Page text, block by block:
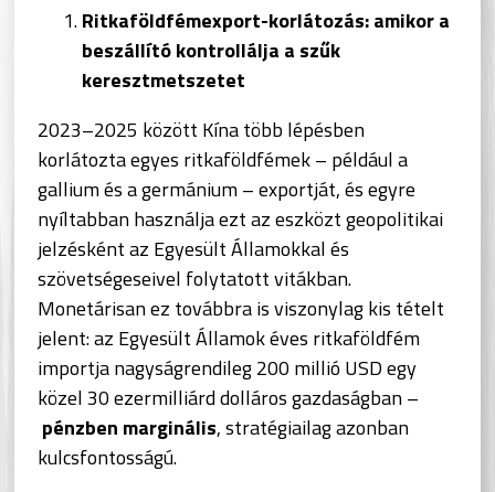
Ritkaföldfémexport-korlátozás: amikor a
beszállító kontrollálja a szűk
keresztmetszetet
2023–2025 között Kína több lépésben
korlátozta egyes ritkaföldfémek – például a
gallium és a germánium – exportját, és egyre
nyíltabban használja ezt az eszközt geopolitikai
jelzésként az Egyesült Államokkal és
szövetségeseivel folytatott vitákban.
Monetárisan ez továbbra is viszonylag kis tételt
jelent: az Egyesült Államok éves ritkaföldfém
importja nagyságrendileg 200 millió USD egy
közel 30 ezermilliárd dolláros gazdaságban –
pénzben marginális, stratégiailag azonban
kulcsfontosságú.